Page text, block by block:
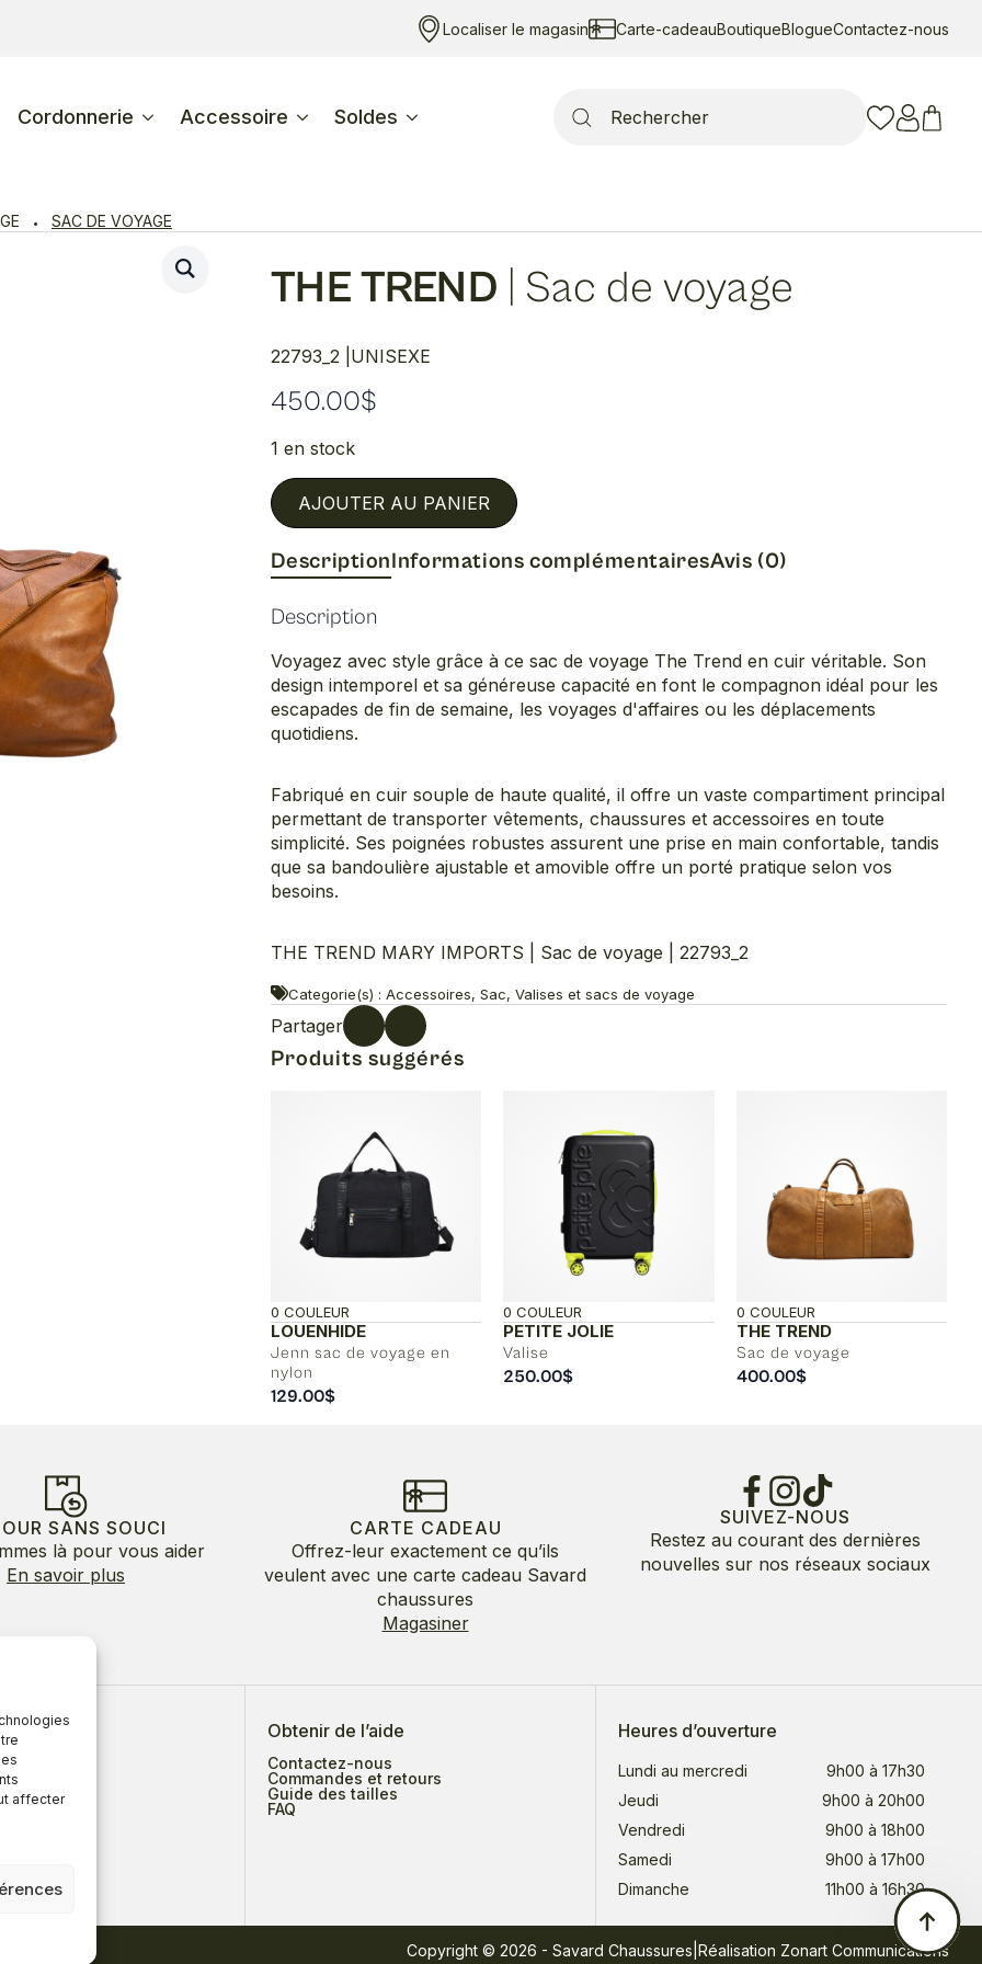
affecter
Localiser le magasin Carte-cadeauBoutiqueBlogueContactez-nous
Cordonnerie Accessoire Soldes
for:
SAC DE VOYAGE
THE TREND Sac de voyage
22793_2 | UNISEXE
450.00$
1 en stock
AJOUTER AU PANIER
DescriptionInformations complémentairesAvis (0)
Description
Voyagez avec style grâce à ce sac de voyage The Trend en cuir véritable. Son
design intemporel et sa généreuse capacité en font le compagnon idéal pour les
escapades de fin de semaine, les voyages d'affaires ou les déplacements
quotidiens.
Fabriqué en cuir souple de haute qualité, il offre un vaste compartiment principal
permettant de transporter vêtements, chaussures et accessoires en toute
simplicité. Ses poignées robustes assurent une prise en main confortable, tandis
que sa bandoulière ajustable et amovible offre un porté pratique selon vos
besoins.
THE TREND MARY IMPORTS | Sac de voyage | 22793_2
Categorie(s) : Accessoires, Sac, Valises et sacs de voyage
Partager
Produits suggérés
LOUENHIDE
Jenn sac de voyage en
nylon
0 COULEUR
129.00$
PETITE JOLIE
Valise
0 COULEUR
250.00$
THE TREND
Sac de voyage
0 COULEUR
400.00$
SANS SOUCI
là pour vous aider
En savoir plus
CARTE CADEAU
Offrez-leur exactement ce qu’ils
veulent avec une carte cadeau Savard
chaussures
Magasiner
SUIVEZ-NOUS
Restez au courant des dernières
nouvelles sur nos réseaux sociaux
nous Obtenir de l’aide
Contactez-nous
Commandes et retours
Guide des tailles
FAQ
Heures d’ouverture
Lundi au mercredi
9h00 à 17h30
Jeudi
9h00 à 20h00
Vendredi
9h00 à 18h00
Samedi
9h00 à 17h00
Dimanche
11h00 à 16h30
Copyright © 2026 - Savard Chaussures Réalisation Zonart Communications